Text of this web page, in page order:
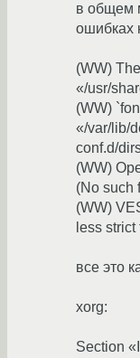
в общем
ошибках
(WW)
«/usr/
(WW)
«/var/lib/
conf.d/
(WW)
(No such
(WW)
less strict
все это
xorg:
Section